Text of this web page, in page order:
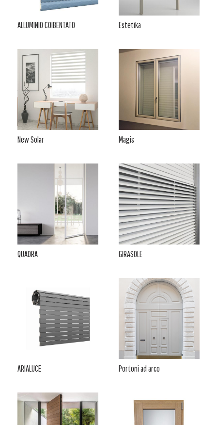
ALLUMINIO COIBENTATO Estetika
New Solar Magis
QUADRA GIRASOLE
ARIALUCE Portoni ad arco